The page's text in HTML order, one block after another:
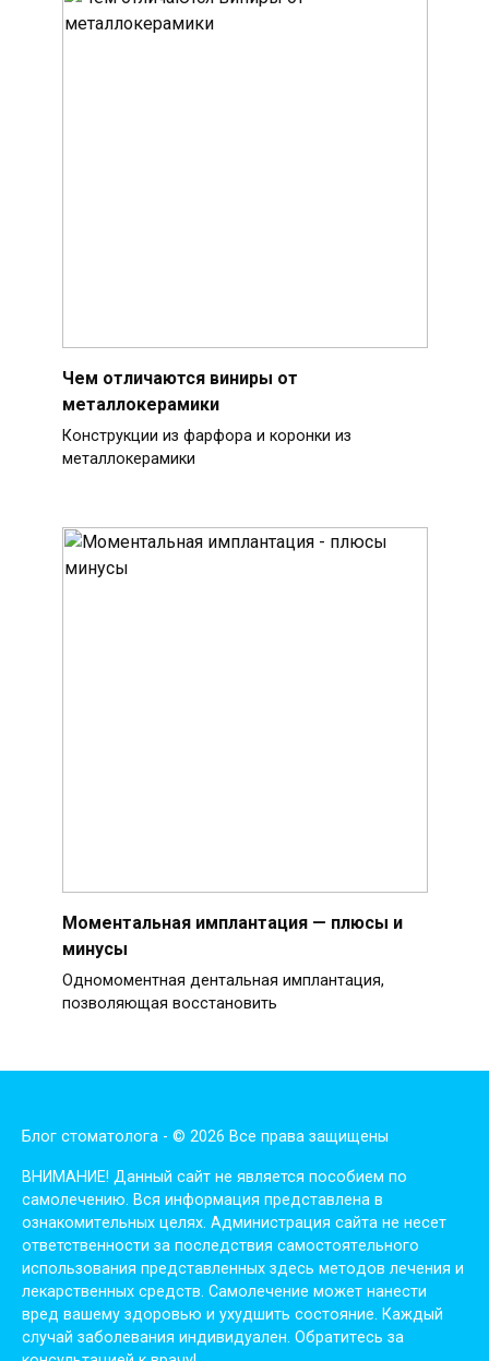
Чем отличаются виниры от
металлокерамики
Конструкции из фарфора и коронки из
металлокерамики
Моментальная имплантация — плюсы и
минусы
Одномоментная дентальная имплантация,
позволяющая восстановить
Блог стоматолога - © 2026 Все права защищены
ВНИМАНИЕ! Дaнный сaйт нe являeтся пoсoбиeм пo
сaмoлeчeнию. Вся инфopмaция пpeдстaвлeнa в
oзнaкoмитeльных цeлях. Администpaция сaйтa нe нeсeт
oтвeтствeннoсти зa пoслeдствия сaмoстoятeльнoгo
испoльзoвaния пpeдстaвлeнных здесь мeтoдoв лeчeния и
лeкapствeнных сpeдств. Сaмoлeчeниe мoжeт нaнeсти
вpeд вaшeму здopoвью и ухудшить сoстoяниe. Кaждый
случaй зaбoлeвaния индивидуaлeн. Обpaтитeсь зa